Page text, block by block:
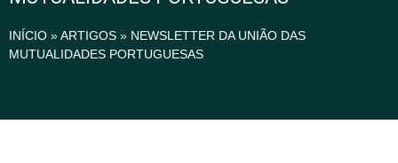
INÍCIO »ARTIGOS » NEWSLETTER DA UNIÃO DAS
MUTUALIDADES PORTUGUESAS